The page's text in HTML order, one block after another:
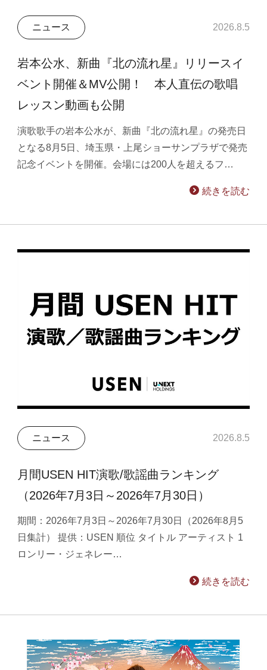
ニュース 2026.8.5
岩本公水、新曲『北の流れ星』リリースイ
ベント開催＆MV公開！ 本人直伝の歌唱
レッスン動画も公開
演歌歌手の岩本公水が、新曲『北の流れ星』の発売日
となる8月5日、埼玉県・上尾ショーサンプラザで発売
記念イベントを開催。会場には200人を超えるフ…
続きを読む
ニュース 2026.8.5
月間USEN HIT演歌/歌謡曲ランキング
（2026年7月3日～2026年7月30日）
期間：2026年7月3日～2026年7月30日（2026年8月5
日集計） 提供：USEN 順位 タイトル アーティスト 1
ロンリー・ジェネレー…
続きを読む